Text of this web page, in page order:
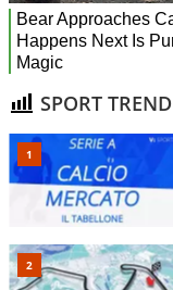
SPORT TREND